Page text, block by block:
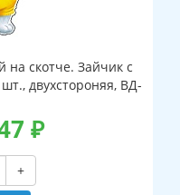
скотче. Зайчик с
двухстороняя, ВД-
₽
+